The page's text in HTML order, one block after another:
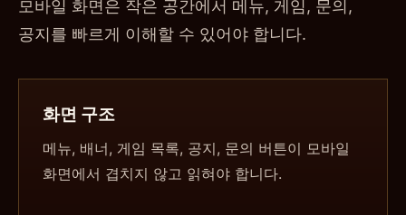
모바일 화면은 작은 공간에서 메뉴, 게임, 문의,
공지를 빠르게 이해할 수 있어야 합니다.
화면 구조
메뉴, 배너, 게임 목록, 공지, 문의 버튼이 모바일
화면에서 겹치지 않고 읽혀야 합니다.